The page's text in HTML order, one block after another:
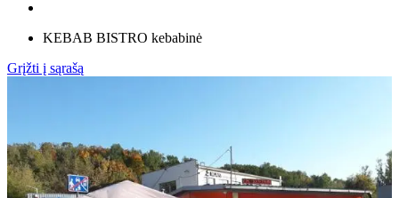
KEBAB BISTRO kebabinė
Grįžti į sąrašą